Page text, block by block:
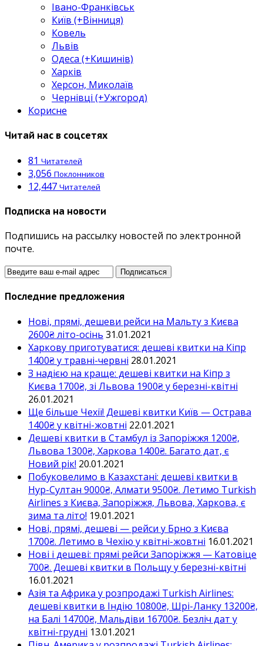
Івано-Франківськ
Київ (+Вінниця)
Ковель
Львів
Одеса (+Кишинів)
Харків
Херсон, Миколаїв
Чернівці (+Ужгород)
Корисне
Читай нас в соцсетях
81 Читателей
3,056 Поклонников
12,447 Читателей
Подписка на новости
Подпишись на рассылку новостей по электронной
почте.
Последние предложения
Нові, прямі, дешеви рейси на Мальту з Києва
2600₴ літо-осінь 31.01.2021
Харкову приготуватися: дешеві квитки на Кіпр
1400₴ у травні-червні 28.01.2021
З надією на краще: дешеві квитки на Кіпр з
Києва 1700₴, зі Львова 1900₴ у березні-квітні
26.01.2021
Ще більше Чехії! Дешеві квитки Київ — Острава
1400₴ у квітні-жовтні 22.01.2021
Дешеві квитки в Стамбул із Запоріжжя 1200₴,
Львова 1300₴, Харкова 1400₴. Багато дат, є
Новий рік! 20.01.2021
Побуковелимо в Казахстані: дешеві квитки в
Нур-Султан 9000₴, Алмати 9500₴. Летимо Turkish
Airlines з Києва, Запоріжжя, Львова, Харкова, є
зима та літо! 19.01.2021
Нові, прямі, дешеві — рейси у Брно з Києва
1700₴. Летимо в Чехію у квітні-жовтні 16.01.2021
Нові і дешеві: прямі рейси Запоріжжя — Катовіце
700₴. Дешеві квитки в Польщу у березні-квітні
16.01.2021
Азія та Африка у розпродажі Turkish Airlines:
дешеві квитки в Індію 10800₴, Шрі-Ланку 13200₴,
на Балі 14700₴, Мальдіви 16700₴. Безліч дат у
квітні-грудні 13.01.2021